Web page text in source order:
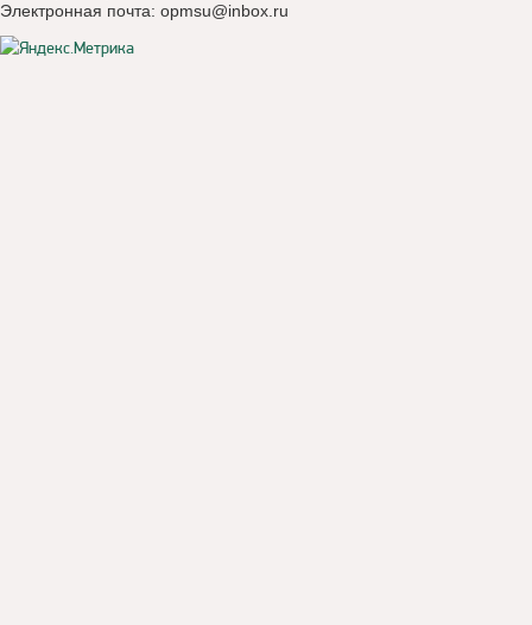
Электронная почта: opmsu@inbox.ru